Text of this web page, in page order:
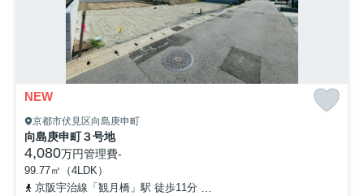
NEW
京都市伏見区向島庚申町
向島庚申町３号地
4,080万円管理費-
99.77㎡（4LDK）
京阪宇治線「観月橋」駅 徒歩11分